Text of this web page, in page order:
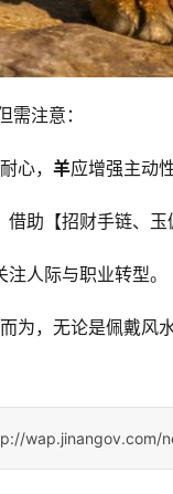
需注意：
心， 羊应增强主动性
助【招财手链、玉
人际与职业转型。
为，无论是佩戴风
wap.jinangov.com/